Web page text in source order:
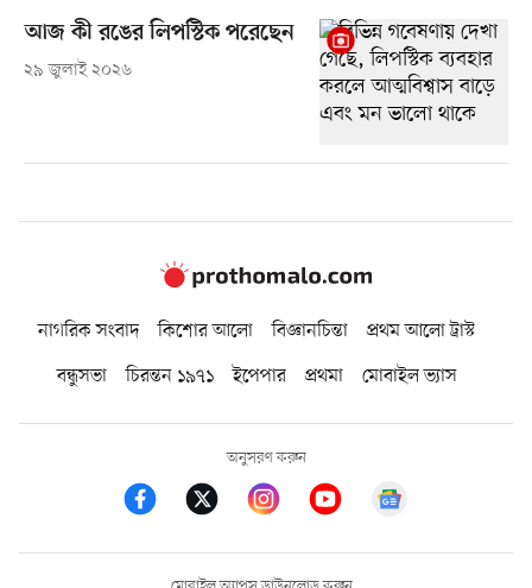
আজ কী রঙের লিপস্টিক পরেছেন
২৯ জুলাই ২০২৬
নাগরিক সংবাদ কিশোর আলো বিজ্ঞানচিন্তা
প্রথম আলো ট্রাস্ট
বন্ধুসভা
চিরন্তন ১৯৭১ ইপেপার প্রথমা মোবাইল ভ্যাস
অনুসরণ করুন